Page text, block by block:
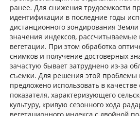
ранее. Для снижения трудоемкости
идентификации в последние годы
дистанционного зондирования
значения индексов, рассчитываемые
вегетации. При этом обработка
снимков и получение достоверных
зачастую бывает затруднено из-за
съемки. Для решения этой проблемы
предложено использовать в качестве
показателя, характеризующего
культуру, кривую сезонного хода
вегетационного индекса с двойной